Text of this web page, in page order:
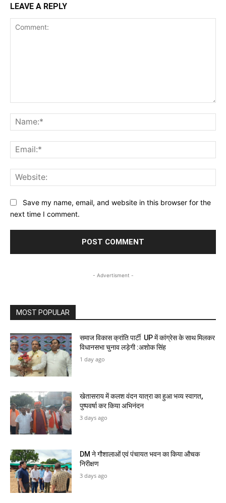
LEAVE A REPLY
Save my name, email, and website in this browser for the
next time I comment.
- Advertisment -
MOST POPULAR
समाज विकास क्रांति पार्टी UP में कांग्रेस के साथ मिलकर
विधानसभा चुनाव लड़ेगी :अशोक सिंह
1 day ago
खेतासराय में कलश वंदन यात्रा का हुआ भव्य स्वागत,
पुष्पवर्षा कर किया अभिनंदन
3 days ago
DM ने गौशालाओं एवं पंचायत भवन का किया औचक
निरीक्षण
3 days ago